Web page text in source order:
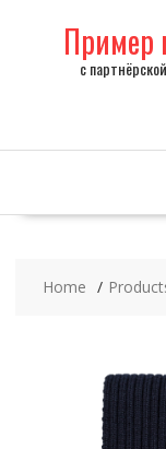
Пример
с
Home